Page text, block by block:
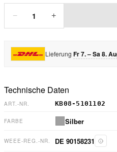
− 1 +
Lieferung Fr 7. – Sa 8.
Technische Daten
ART.-NR. KB08-5101102
FARBE Silber
WEEE-REG.-NR. DE 90158231